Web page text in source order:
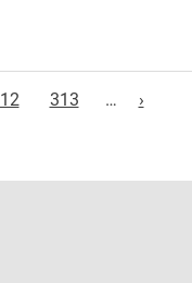
313 … ›